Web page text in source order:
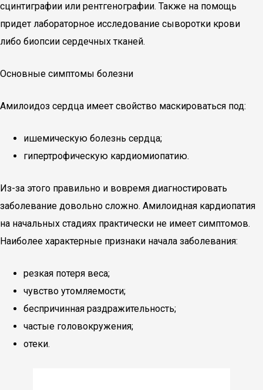
сцинтиграфии или рентгенографии. Также на помощь
придет лабораторное исследование сыворотки крови
либо биопсии сердечных тканей.
Основные симптомы болезни
Амилоидоз сердца имеет свойство маскироваться под:
ишемическую болезнь сердца;
гипертрофическую кардиомиопатию.
Из-за этого правильно и вовремя диагностировать
заболевание довольно сложно. Амилоидная кардиопатия
на начальных стадиях практически не имеет симптомов.
Наиболее характерные признаки начала заболевания:
резкая потеря веса;
чувство утомляемости;
беспричинная раздражительность;
частые головокружения;
отеки.